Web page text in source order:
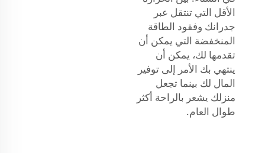
الأقل التي تنتقل عبر
جدرانك وفقود الطاقة
المنخفضة التي يمكن أن
تقدمها لك، يمكن أن
ينتهي بك الأمر إلى توفير
المال لك بينما تجعل
منزلك يشعر بالراحة أكثر
طوال العام.